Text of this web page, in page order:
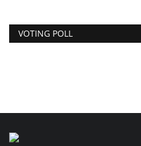
VOTING POLL